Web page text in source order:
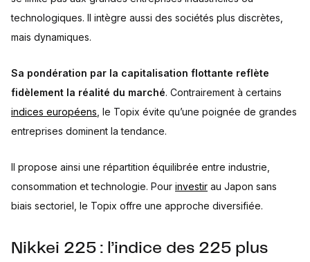
technologiques. Il intègre aussi des sociétés plus discrètes,
mais dynamiques.
Sa pondération par la capitalisation flottante reflète
fidèlement la réalité du marché. Contrairement à certains
indices européens , le Topix évite qu’une poignée de grandes
entreprises dominent la tendance.
Il propose ainsi une répartition équilibrée entre industrie,
consommation et technologie. Pour investir au Japon sans
biais sectoriel, le Topix offre une approche diversifiée.
Nikkei 225 : l’indice des 225 plus